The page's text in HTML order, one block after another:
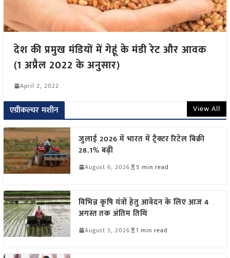
देश की प्रमुख मंडियों में गेहूं के मंडी रेट और आवक
(1 अप्रैल 2022 के अनुसार)
April 2, 2022
एग्रीकल्चर मशीन View All
जुलाई 2026 में भारत में ट्रैक्टर रिटेल बिक्री
28.1% बढ़ी
August 6, 2026 5 min read
विभिन्न कृषि यंत्रों हेतु आवेदन के लिए आज 4
अगस्त तक अंतिम तिथि
August 5, 2026 1 min read